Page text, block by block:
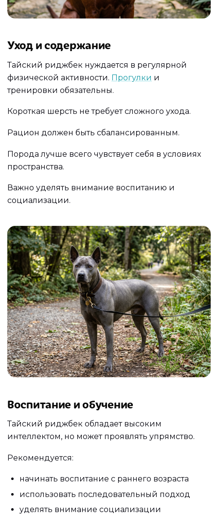
Уход и содержание
Тайский риджбек нуждается в регулярной
физической активности. Прогулки и
тренировки обязательны.
Короткая шерсть не требует сложного ухода.
Рацион должен быть сбалансированным.
Порода лучше всего чувствует себя в условиях
пространства.
Важно уделять внимание воспитанию и
социализации.
Воспитание и обучение
Тайский риджбек обладает высоким
интеллектом, но может проявлять упрямство.
Рекомендуется:
начинать воспитание с раннего возраста
использовать последовательный подход
уделять внимание социализации